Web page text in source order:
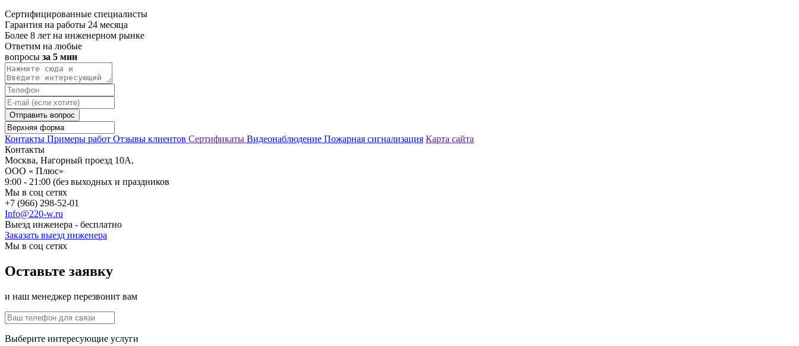
Сертифицированные специалисты
Гарантия на работы 24 месяца
Более 8 лет на инженерном рынке
Ответим на любые
вопросы за 5 мин
Отправить вопрос
Контакты Примеры работ Отзывы клиентов Сертификаты Видеонаблюдение Пожарная сигнализация Карта сайта
Контакты
Москва, Нагорный проезд 10А,
ООО « Плюс»
9:00 - 21:00 (без выходных и праздников
Мы в соц сетях
+7 (966) 298-52-01
Info@220-w.ru
Выезд инженера - бесплатно
Заказать выезд инженера
Мы в соц сетях
Оставьте заявку
и наш менеджер перезвонит вам
Выберите интересующие услуги